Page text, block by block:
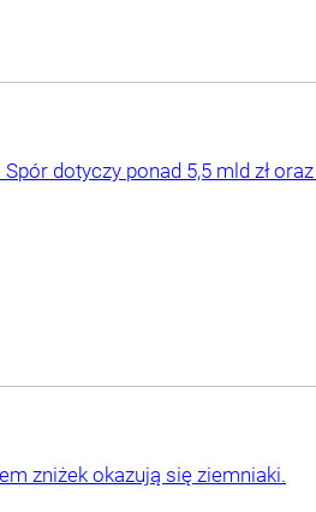
dotyczy ponad 5,5 mld zł
zniżek okazują się ziemniaki.